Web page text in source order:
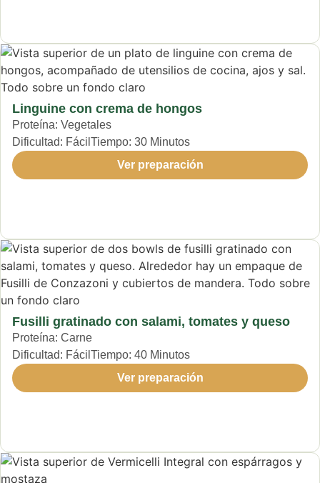
Linguine con crema de hongos
Proteína: Vegetales
Dificultad: Fácil Tiempo: 30 Minutos
Ver preparación
Fusilli gratinado con salami, tomates y queso
Proteína: Carne
Dificultad: Fácil Tiempo: 40 Minutos
Ver preparación